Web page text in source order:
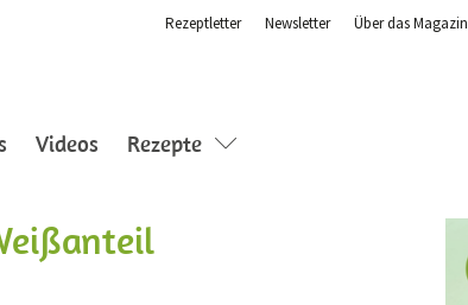
Rezeptletter Newsletter Über das Magazin
Videos Rezepte